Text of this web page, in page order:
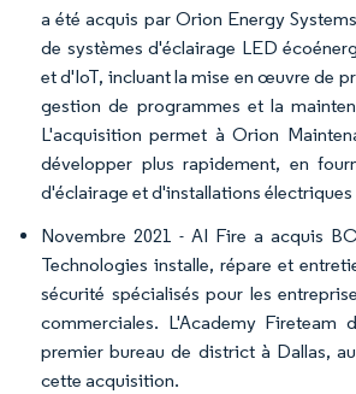
a été acquis par Orion Energy
de systèmes d'éclairage LED
et d'IoT, incluant la mise en œuvre de
gestion de programmes et la
L'acquisition permet à Orion
développer plus rapidement, en
d'éclairage et d'installations électriques
Novembre 2021 - AI Fire a acquis
Technologies installe, répare et
sécurité spécialisés pour les
commerciales. L'Academy Fireteam
premier bureau de district à Dallas,
cette acquisition.